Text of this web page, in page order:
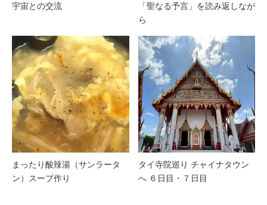
宇宙との交流
「聖なる予言」を読み返しなが
ら
まったり酸辣湯（サンラータ
ン）スープ作り
タイ寺院巡り チャイナタウン
へ ６日目・７日目